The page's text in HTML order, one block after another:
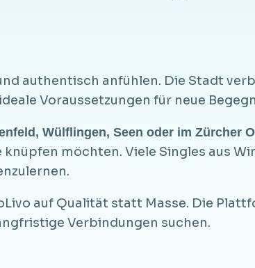
authentisch anfühlen. Die Stadt
Voraussetzungen für neue
Wülflingen, Seen oder im Zürcher
möchten. Viele Singles aus
auf Qualität statt Masse. Die
Verbindungen suchen.